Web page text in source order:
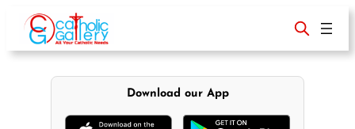
content
Download our App